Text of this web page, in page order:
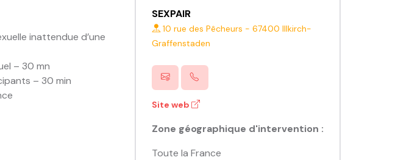
inattendue d’une
– 30 mn
– 30 min
SEXPAIR
10 rue des Pêcheurs - 67400 Illkirch-
Graffenstaden
Site web
Zone géographique d'intervention :
Toute la France